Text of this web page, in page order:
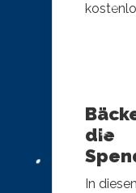
die
In